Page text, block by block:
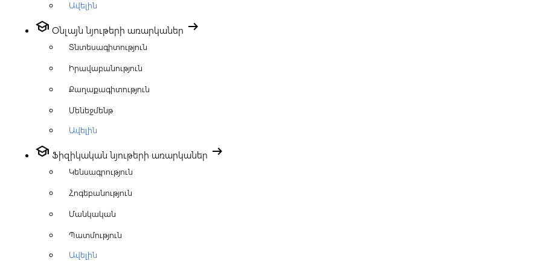
Ավելին
school Օնլայն նյութերի առարկաներ arrow_right_alt
Տնտեսագիտություն
Իրավաբանություն
Քաղաքագիտություն
Մենեջմենթ
Ավելին
school Ֆիզիկական նյութերի առարկաներ arrow_right_alt
Կենսագրություն
Հոգեբանություն
Մանկական
Պատմություն
Ավելին